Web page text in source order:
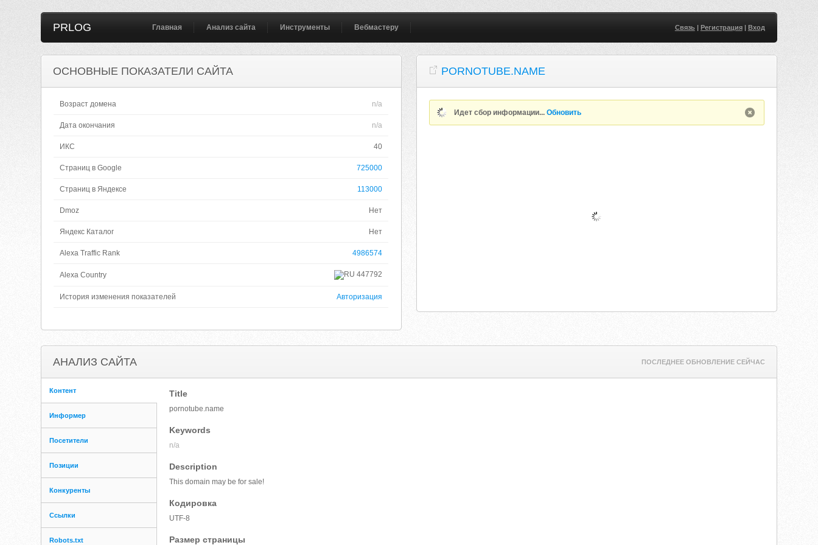
PRLOG Главная Анализ сайта Инструменты Вебмастеру Связь| Регистрация| Вход
ОСНОВНЫЕ ПОКАЗАТЕЛИ САЙТА
Возраст домена n/a
Дата окончания n/a
ИКС 40
Страниц в Google 725000
Страниц в Яндексе 113000
Dmoz Нет
Яндекс Каталог Нет
Alexa Traffic Rank 4986574
Alexa Country 447792
История изменения показателей Авторизация
PORNOTUBE.NAME
Идет сбор информации...Обновить
АНАЛИЗ САЙТА ПОСЛЕДНЕЕ ОБНОВЛЕНИЕ СЕЙЧАС
Контент
Информер
Посетители
Позиции
Конкуренты
Ссылки
Robots.txt
Title
pornotube.name
Keywords
n/a
Description
This domain may be for sale!
Кодировка
UTF-8
Размер страницы